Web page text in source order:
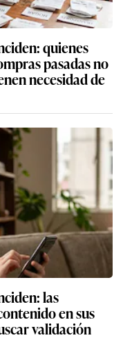
quienes
pasadas no
necesidad de
las
en sus
validación